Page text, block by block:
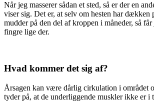
Når jeg masserer sådan et sted, så er der en
viser sig. Det er, at selv om hesten har dækken
mudder på den del af kroppen i måneder, så
fingre lige der.
Hvad kommer det sig af?
Årsagen kan være dårlig cirkulation i området
tyder på, at de underliggende muskler ikke er i